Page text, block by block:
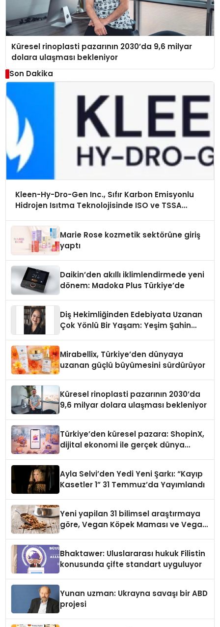
Küresel rinoplasti pazarının 2030’da 9,6 milyar
dolara ulaşması bekleniyor
Son Dakika
Kleen-Hy-Dro-Gen Inc., Sıfır Karbon Emisyonlu
Hidrojen Isıtma Teknolojisinde ISO ve TSSA
Marie Rose kozmetik sektörüne giriş
yaptı
Daikin’den akıllı iklimlendirmede yeni
dönem: Madoka Plus Türkiye’de
Diş Hekimliğinden Edebiyata Uzanan
Çok Yönlü Bir Yaşam: Yeşim Şahin
Mirabellix, Türkiye’den dünyaya
uzanan güçlü büyümesini sürdürüyor
Küresel rinoplasti pazarının 2030’da
9,6 milyar dolara ulaşması bekleniyor
Türkiye’den küresel pazara: ShopinX,
dijital ekonomi ile gerçek dünya
Ayla Selvi’den Yedi Yeni Şarkı: “Kayıp
Kasetler 1” 31 Temmuz’da Yayımlandı
Yeni yapilan 31 bilimsel araştırmaya
göre, Vegan Köpek Maması ve Vegan
Bhaktawer: Uluslararası hukuk Filistin
konusunda çifte standart uyguluyor
Yunan uzman: Ukrayna savaşı bir ABD
projesi